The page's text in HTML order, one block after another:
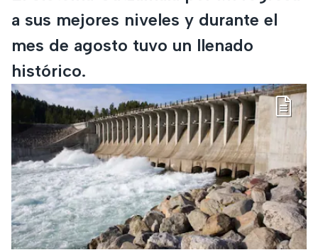
a sus mejores niveles y durante el
mes de agosto tuvo un llenado
histórico.